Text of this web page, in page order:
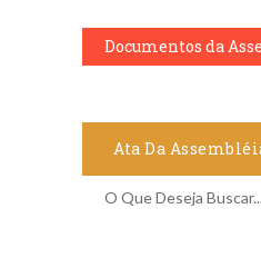
Documentos da
Ata Da
Pesquisar